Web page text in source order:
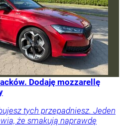
Dodaję mozzarellę
tych przepadniesz. Jeden
że smakują naprawdę